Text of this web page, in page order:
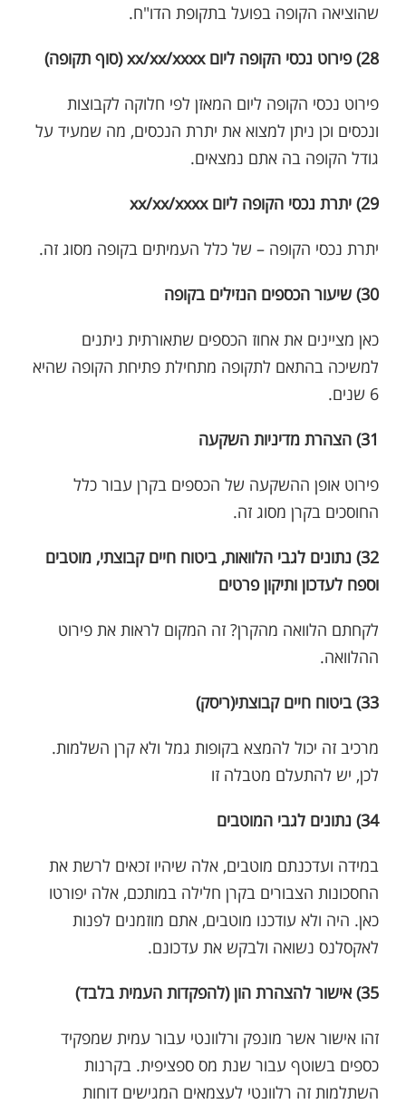
שהוציאה הקופה בפועל בתקופת הדו"ח.
28) פירוט נכסי הקופה ליום xx/xx/xxxx (סוף תקופה)
פירוט נכסי הקופה ליום המאזן לפי חלוקה לקבוצות
ונכסים וכן ניתן למצוא את יתרת הנכסים, מה שמעיד על
גודל הקופה בה אתם נמצאים.
29) יתרת נכסי הקופה ליום xx/xx/xxxx
יתרת נכסי הקופה – של כלל העמיתים בקופה מסוג זה.
30) שיעור הכספים הנזילים בקופה
כאן מציינים את אחוז הכספים שתאורתית ניתנים
למשיכה בהתאם לתקופה מתחילת פתיחת הקופה שהיא
6 שנים.
31) הצהרת מדיניות השקעה
פירוט אופן ההשקעה של הכספים בקרן עבור כלל
החוסכים בקרן מסוג זה.
32) נתונים לגבי הלוואות, ביטוח חיים קבוצתי, מוטבים
וספח לעדכון ותיקון פרטים
לקחתם הלוואה מהקרן? זה המקום לראות את פירוט
ההלוואה.
33) ביטוח חיים קבוצתי(ריסק)
מרכיב זה יכול להמצא בקופות גמל ולא קרן השלמות.
לכן, יש להתעלם מטבלה זו
34) נתונים לגבי המוטבים
במידה ועדכנתם מוטבים, אלה שיהיו זכאים לרשת את
החסכונות הצבורים בקרן חלילה במותכם, אלה יפורטו
כאן. היה ולא עודכנו מוטבים, אתם מוזמנים לפנות
לאקסלנס נשואה ולבקש את עדכונם.
35) אישור להצהרת הון (להפקדות העמית בלבד)
זהו אישור אשר מונפק ורלוונטי עבור עמית שמפקיד
כספים בשוטף עבור שנת מס ספציפית. בקרנות
השתלמות זה רלוונטי לעצמאים המגישים דוחות